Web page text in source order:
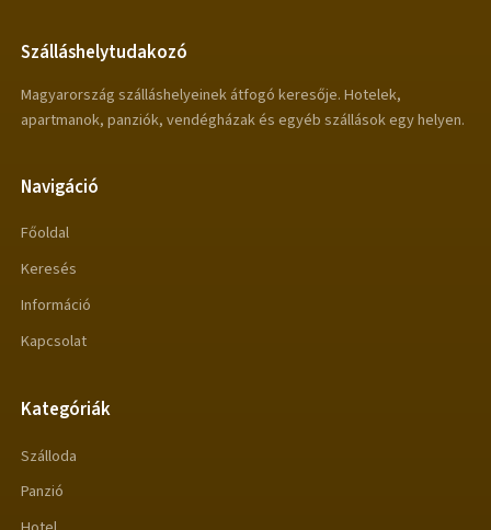
Szálláshelytudakozó
Magyarország szálláshelyeinek átfogó keresője. Hotelek,
apartmanok, panziók, vendégházak és egyéb szállások egy helyen.
Navigáció
Főoldal
Keresés
Információ
Kapcsolat
Kategóriák
Szálloda
Panzió